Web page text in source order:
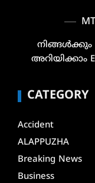
അറിയിക്കാം E
CATEGORY
Accident
ALAPPUZHA
Breaking News
Business